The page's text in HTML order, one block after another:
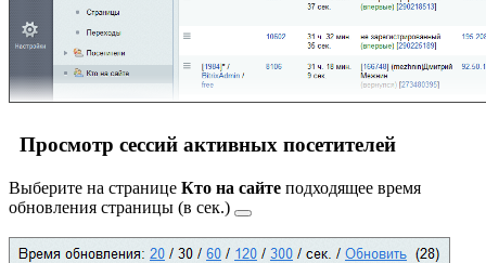
Просмотр сессий активных посетителей
Выберите на странице Кто на сайте подходящее время
обновления страницы (в сек.)